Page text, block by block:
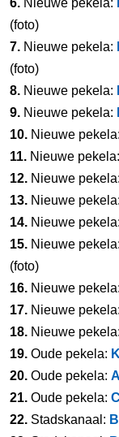
6. Nieuwe pekela:
(foto)
7. Nieuwe pekela:
(foto)
8. Nieuwe pekela:
9. Nieuwe pekela:
10. Nieuwe pekela:
11. Nieuwe pekela:
12. Nieuwe pekela:
13. Nieuwe pekela:
14. Nieuwe pekela:
15. Nieuwe pekela:
(foto)
16. Nieuwe pekela:
17. Nieuwe pekela:
18. Nieuwe pekela:
19. Oude pekela:
20. Oude pekela:
21. Oude pekela:
22. Stadskanaal: